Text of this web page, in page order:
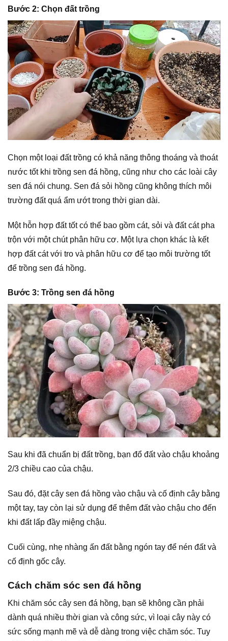
Bước 2: Chọn đất trồng
Chọn một loại đất trồng có khả năng thông thoáng và thoát
nước tốt khi trồng sen đá hồng, cũng như cho các loài cây
sen đá nói chung. Sen đá sỏi hồng cũng không thích môi
trường đất quá ẩm ướt trong thời gian dài.
Một hỗn hợp đất tốt có thể bao gồm cát, sỏi và đất cát pha
trộn với một chút phân hữu cơ. Một lựa chọn khác là kết
hợp đất cát với tro và phân hữu cơ để tạo môi trường tốt
để trồng sen đá hồng.
Bước 3: Trồng sen đá hồng
Sau khi đã chuẩn bị đất trồng, bạn đổ đất vào chậu khoảng
2/3 chiều cao của chậu.
Sau đó, đặt cây sen đá hồng vào chậu và cố định cây bằng
một tay, tay còn lại sử dụng để thêm đất vào chậu cho đến
khi đất lấp đầy miệng chậu.
Cuối cùng, nhẹ nhàng ấn đất bằng ngón tay để nén đất và
cố định gốc cây.
Cách chăm sóc sen đá hồng
Khi chăm sóc cây sen đá hồng, bạn sẽ không cần phải
dành quá nhiều thời gian và công sức, vì loại cây này có
sức sống mạnh mẽ và dễ dàng trong việc chăm sóc. Tuy